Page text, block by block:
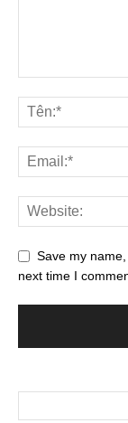
Save my
next time I